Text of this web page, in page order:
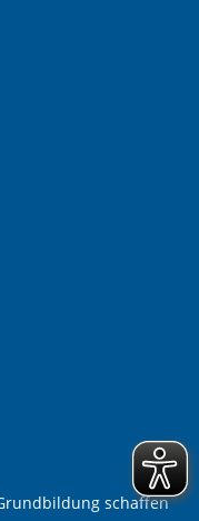
schaffen